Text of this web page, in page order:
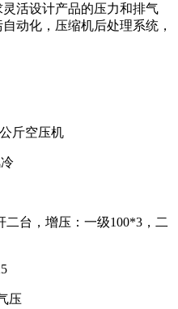
活设计产品的压力和排气
动化，压缩机后处理系统，
斤空压机
二台，增压：一级100*3，二
压